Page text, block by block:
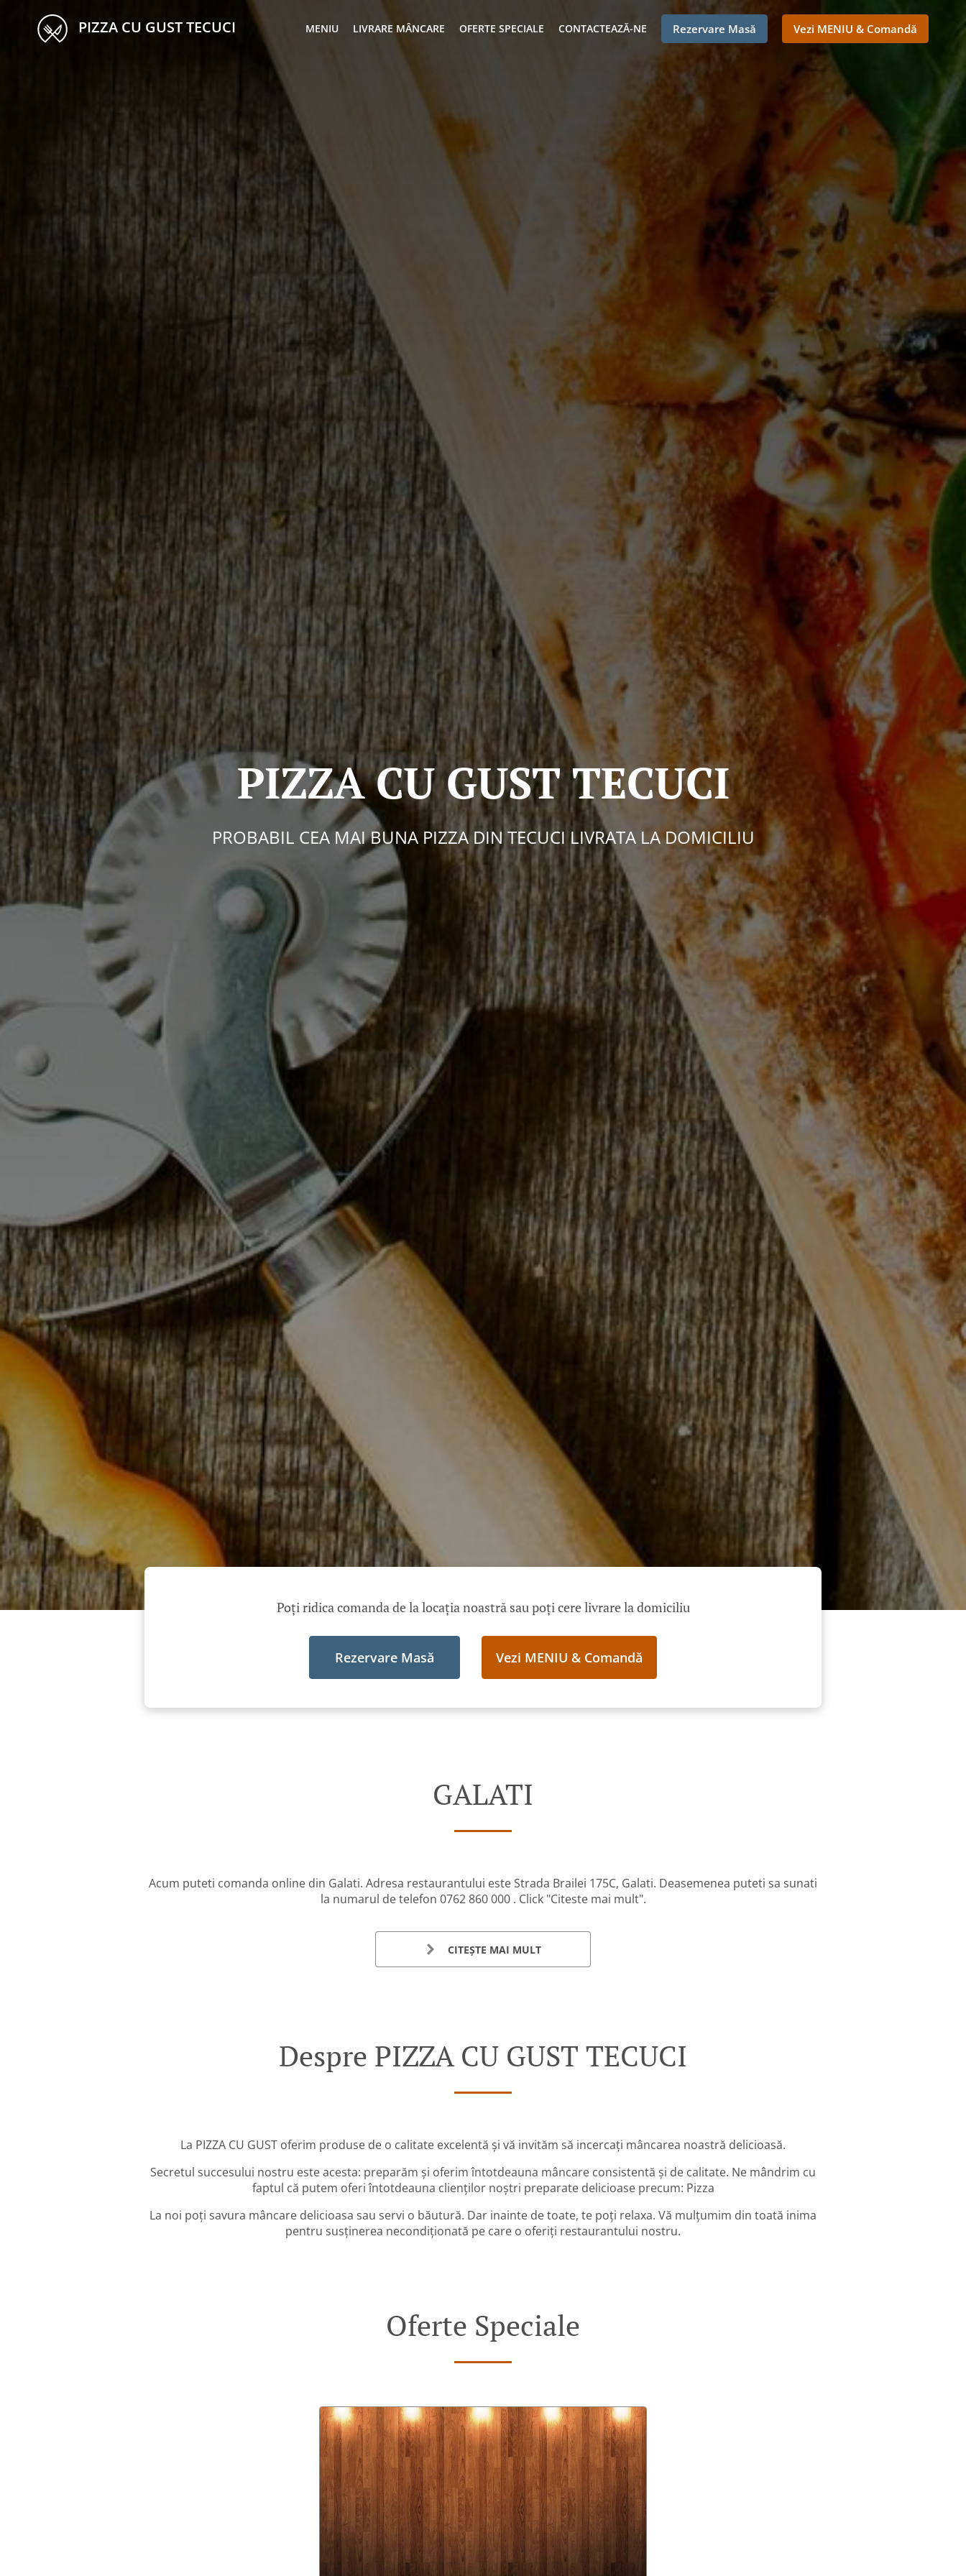
PIZZA CU GUST TECUCI MENIU LIVRARE MÂNCARE OFERTE SPECIALE CONTACTEAZĂ-NE Rezervare Masă Vezi MENIU & Comandă
PIZZA CU GUST TECUCI
PROBABIL CEA MAI BUNA PIZZA DIN TECUCI LIVRATA LA DOMICILIU
Poți ridica comanda de la locația noastră sau poți cere livrare la domiciliu
Rezervare Masă Vezi MENIU & Comandă
GALATI
Acum puteti comanda online din Galati. Adresa restaurantului este Strada Brailei 175C, Galati. Deasemenea puteti sa sunati
la numarul de telefon 0762 860 000 . Click "Citeste mai mult".
CITEȘTE MAI MULT
Despre PIZZA CU GUST TECUCI
La PIZZA CU GUST oferim produse de o calitate excelentă și vă invităm să incercați mâncarea noastră delicioasă.
Secretul succesului nostru este acesta: preparăm și oferim întotdeauna mâncare consistentă și de calitate. Ne mândrim cu
faptul că putem oferi întotdeauna clienților noștri preparate delicioase precum: Pizza
La noi poți savura mâncare delicioasa sau servi o băutură. Dar inainte de toate, te poți relaxa. Vă mulțumim din toată inima
pentru susținerea necondiționată pe care o oferiți restaurantului nostru.
Oferte Speciale